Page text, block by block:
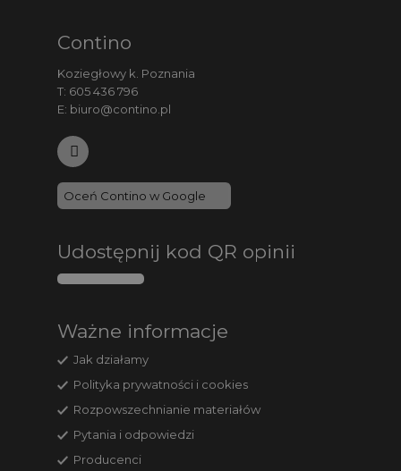
Contino
Koziegłowy k. Poznania
T: 605 436 796
E: biuro@contino.pl
Oceń Contino w Google
Udostępnij kod QR opinii
Ważne informacje
Jak działamy
Polityka prywatności i cookies
Rozpowszechnianie materiałów
Pytania i odpowiedzi
Producenci